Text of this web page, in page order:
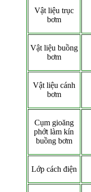
Vật liệu trục
bơm
Vật liệu buồng
bơm
Vật liệu cánh
bơm
Cụm gioăng
phớt làm kín
buồng bơm
Lớp cách điện